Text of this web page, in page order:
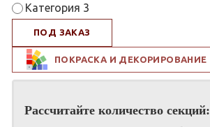
Категория 3
ПОД ЗАКАЗ
ПОКРАСКА И ДЕКОРИРОВАНИЕ
Рассчитайте количество секций: